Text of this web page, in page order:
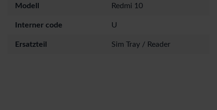
Modell Redmi 10
Interner code U
Ersatzteil Sim Tray / Reader